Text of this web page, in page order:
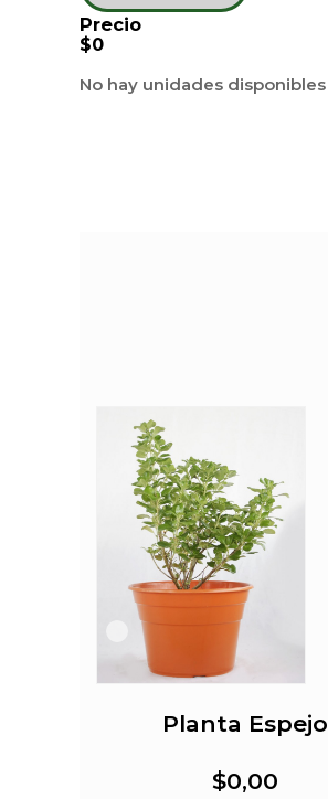
Precio
$0
No hay unidades disponibles
Planta Espejo
$0,00